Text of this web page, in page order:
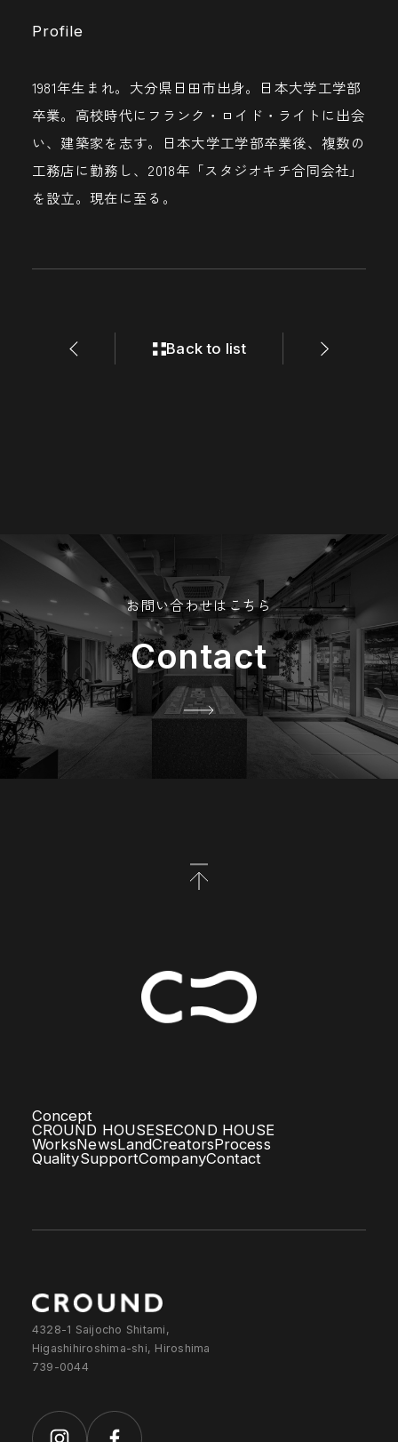
Profile
1981年生まれ。大分県日田市出身。日本大学工学部
卒業。高校時代にフランク・ロイド・ライトに出会
い、建築家を志す。日本大学工学部卒業後、複数の
工務店に勤務し、2018年「スタジオキチ合同会社」
を設立。現在に至る。
Back to list
お問い合わせはこちら
Contact
Concept
CROUND HOUSESECOND HOUSE
WorksNewsLandCreators
Contact
Process
QualitySupportCompany
4328-1 Saijocho Shitami,
Higashihiroshima-shi, Hiroshima
739-0044